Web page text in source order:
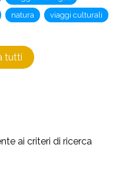
natura
viaggi culturali
tutti
ai criteri di ricerca